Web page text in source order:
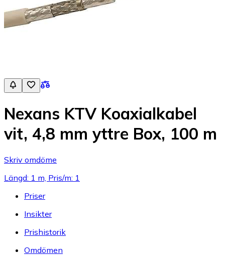
Nexans KTV Koaxialkabel
vit, 4,8 mm yttre Box, 100 m
Skriv omdöme
Längd: 1 m, Pris/m: 1
Priser
Insikter
Prishistorik
Omdömen